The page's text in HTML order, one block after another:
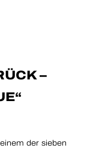
–
der sieben